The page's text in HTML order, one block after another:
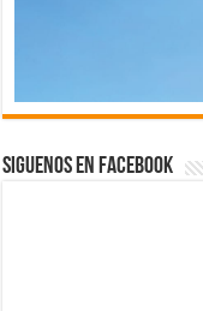
Siguenos en Facebook